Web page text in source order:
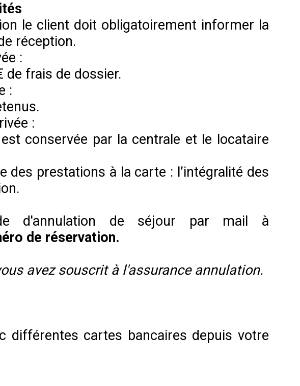
le client doit obligatoirement informer la
réception.
:
de frais de dossier.
:
:
conservée par la centrale et le locataire
des prestations à la carte : l’intégralité des
d'annulation de séjour par mail à
de réservation.
avez souscrit à l'assurance annulation.
différentes cartes bancaires depuis votre